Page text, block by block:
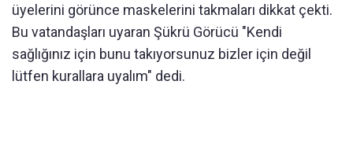
üyelerini görünce maskelerini takmaları dikkat çekti.
Bu vatandaşları uyaran Şükrü Görücü "Kendi
sağlığınız için bunu takıyorsunuz bizler için değil
lütfen kurallara uyalım" dedi.